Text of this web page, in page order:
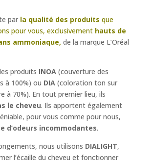
par la qualité des produits que
pour vous, exclusivement hauts de
ammoniaque, de la marque L’Oréal
produits INOA(couverture des
à 100%) ou DIA(coloration ton sur
à 70%). En tout premier lieu, ils
le cheveu. Ils apportent également
pour vous comme pour nous,
d’odeurs incommodantes.
nous utilisons DIALIGHT,
l’écaille du cheveu et fonctionner